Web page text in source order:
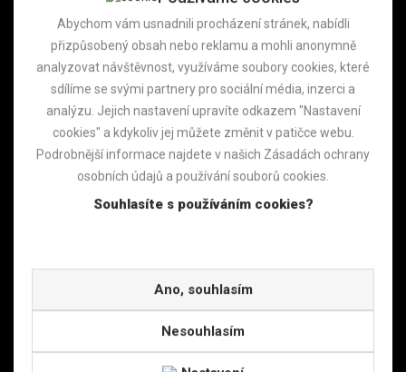
Název projektu: Edukativní centrum fgFORTE, s.r.o.
CZ.01.2.07/0.0/0.0/18_221/0018310
Období realizace: 29. 5. 2019 – 30. 6. 2021
V projektu dojde k využití odborného poradenství s cílem jasně a
kvalitně nastavit firemní strategii a procesy řízení lidských zdrojů tak,
aby firma následně získala certifikát We Invest in People.
Název projektu: WIIP poradenství firmy fgFORTE
CZ.01.2.06/0.0/0.0/20_344/0026346
Copyright © 2016 fgFORTE, Všechna práva vyhrazena | Tvorba www stránek
MACHIN.cz
Abychom vám usnadnili procházení stránek, nabídli
přizpůsobený obsah nebo reklamu a mohli anonymně
analyzovat návštěvnost, využíváme soubory cookies, které
sdílíme se svými partnery pro sociální média, inzerci a
analýzu. Jejich nastavení upravíte odkazem "Nastavení
cookies" a kdykoliv jej můžete změnit v patičce webu.
Podrobnější informace najdete v našich Zásadách ochrany
osobních údajů a používání souborů cookies.
Souhlasíte s používáním cookies?
Ano, souhlasím
Nesouhlasím